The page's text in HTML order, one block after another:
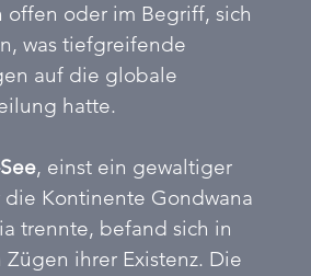
offen oder im Begriff, sich
was tiefgreifende
auf die globale
hatte.
, einst ein gewaltiger
die Kontinente Gondwana
trennte, befand sich in
ihrer Existenz. Die